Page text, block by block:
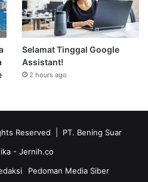
Selamat Tinggal Google
Assistant!
2 hours ago
Reserved | PT. Bening Suar
- Jernih.co
Pedoman Media Siber